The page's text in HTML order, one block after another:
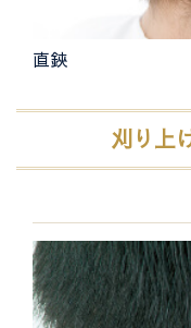
直鋏
刈り上